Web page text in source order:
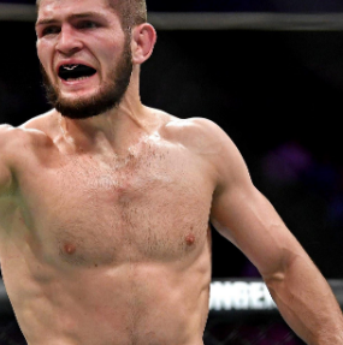
Ferguson
Tarung
April
2020